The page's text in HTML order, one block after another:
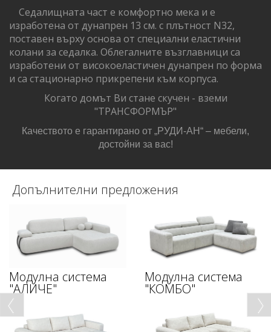
Седалищната част е комфортно мека и е
изработена от дунапрен 13 см. с плътност N32,
поставен върху основа от специални еластични
колани за седалка. Облегалните възглавници са
изработени от високоеластичен дунапрен по форма
и са стационарно прикрепени към корпуса.
Когато домът Ви стане скучен - вземи
"ТРАНСФОРМЪР"
Качеството е гарантирано от „РУДИ-АН“ – мебели,
достойни за вас!
Допълнителни предложения
Модулна система
"АЛИЧЕ"
Модулна система
"КОМБО"